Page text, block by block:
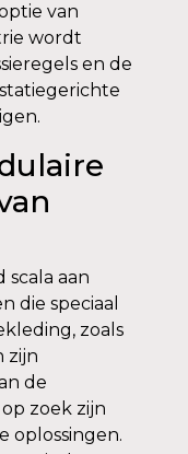
van
wordt
en de
scala aan
die speciaal
zoals
zijn
de
zoek zijn
oplossingen.